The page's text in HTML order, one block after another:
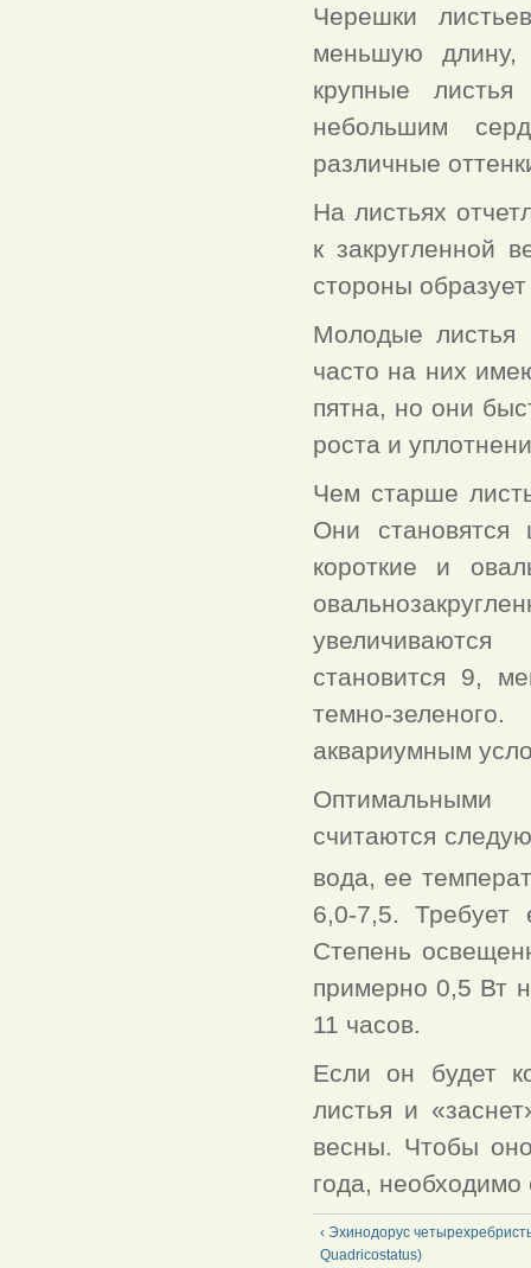
Черешки
меньшую длину,
крупные
небольшим
различные
На листьях
к закругленной
стороны
Молодые листья
часто на них
пятна, но они
роста и
Чем старше
Они становятся
короткие и
становится 9,
темно-
аквариумным
считаются
вода, ее
6,0-7,5.
Степень
примерно 0,5 Вт
11 часов.
Если он будет
листья и
весны. Чтобы
года, необходимо
‹ Эхинодорус
Quadricostatus)